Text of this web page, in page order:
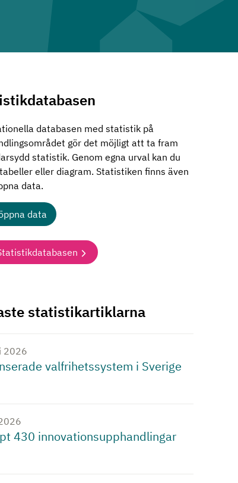
databasen med statistik på
gör det möjligt att ta fram
statistik. Genom egna urval kan du
eller diagram. Statistiken finns även
data.
data
statistikartiklarna
2026
valfrihetssystem i Sverige
430 innovationsupphandlingar